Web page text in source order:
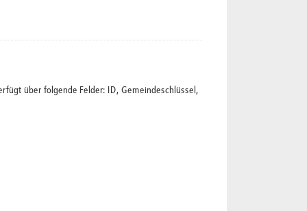
über folgende Felder: ID, Gemeindeschlüssel,